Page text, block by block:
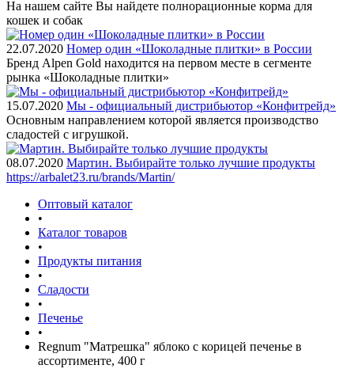
На нашем сайте Вы найдете полнорационные корма для
кошек и собак
22.07.2020 Номер один «Шоколадные плитки» в России
Бренд Alpen Gold находится на первом месте в сегменте
рынка «Шоколадные плитки»
15.07.2020 Мы - официальный дистрибьютор «Конфитрейд»
Основным направлением которой является производство
сладостей с игрушкой.
08.07.2020 Мартин. Выбирайте только лучшие продукты
https://arbalet23.ru/brands/Martin/
Оптовый каталог
•
Каталог товаров
•
Продукты питания
•
Сладости
•
Печенье
•
Regnum "Матрешка" яблоко с корицей печенье в
ассортименте, 400 г